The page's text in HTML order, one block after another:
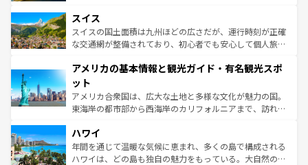
を参照してほしい。
は、お酒好きな人にはぜひ体験してほしい。 なお、新着の
ドイツ情報はコンテンツ一覧を参照してほしい。
リアごとに異なる魅力がある。また、優雅なアフタヌーン
ティー、ビール好きにはたまらない英国パブ、サッカー観
戦など、本場だからこそできる体験も豊富。イギリスを旅
ンツ一覧を参照してほしい。
スイス
スイスの国土面積は九州ほどの広さだが、運行時刻が正確
な交通網が整備されており、初心者でも安心して個人旅行
の建物がそのまま残る町や、スイスならではのユニークな
博物館もあり、アルプス観光だけでなく町歩きも満喫する
ことができる。国民の所得が高いため物価も高いが、旅行
者向けの交通パス提供のサービスもあり、うまく活用すれ
着のスイス情報は
アメリカの基本情報と観光ガイド・有名観光スポ
ット
アメリカ合衆国は、広大な土地と多様な文化が魅力の国。
東海岸の都市部から西海岸のカリフォルニアまで、訪れる
のような巨大都市は、観光、ショッピング、エンターテイ
ンメントが詰まった刺激的なスポットだ。一方、アメリカ
西部には大自然が広がり、グランドキャニオンやイエロー
ハワイ
年間を通じて温暖な気候に恵まれ、多くの島で構成される
ハワイは、どの島も独自の魅力をもっている。大自然の神